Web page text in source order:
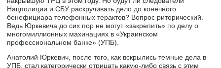
Нацполиции и СБУ раскручивать дело до конечного
бенефициара телефонных терактов? Вопрос риторический.
Ведь Юркевича до сих пор не могут «закрепить» по делу о
многомиллионных махинациях в «Украинском
профессиональном банке» (УПБ).
Анатолий Юркевич, после того, как вскрылись темные дела в
УПБ, стал категорически отрицать какую-либо связь с этим